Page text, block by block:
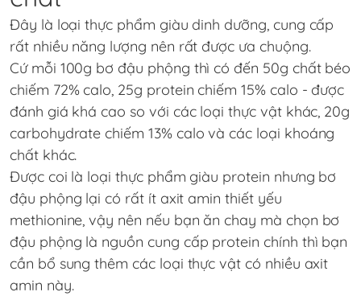
Đây là loại thực phẩm giàu dinh dưỡng, cung cấp
rất nhiều năng lượng nên rất được ưa chuộng.
Cứ mỗi 100g bơ đậu phộng thì có đến 50g chất béo
chiếm 72% calo, 25g protein chiếm 15% calo - được
đánh giá khá cao so với các loại thực vật khác, 20g
carbohydrate chiếm 13% calo và các loại khoáng
chất khác.
Được coi là loại thực phẩm giàu protein nhưng bơ
đậu phộng lại có rất ít axit amin thiết yếu
methionine, vậy nên nếu bạn ăn chay mà chọn bơ
đậu phộng là nguồn cung cấp protein chính thì bạn
cần bổ sung thêm các loại thực vật có nhiều axit
amin này.